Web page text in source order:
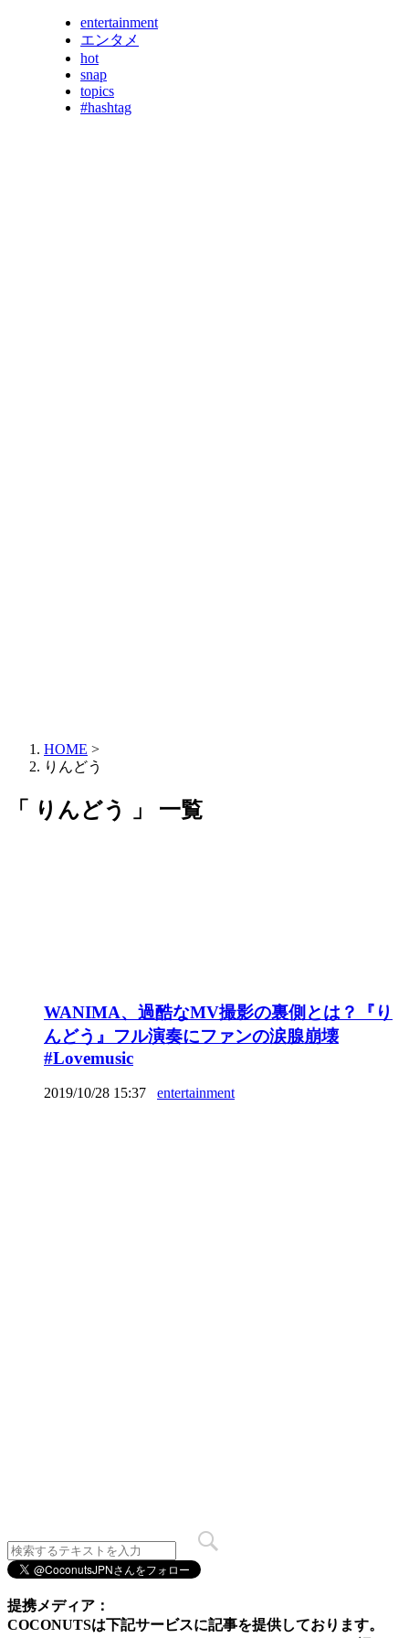
entertainment
エンタメ
hot
snap
topics
#hashtag
HOME >
りんどう
「 りんどう 」 一覧
WANIMA、過酷なMV撮影の裏側とは？『り
んどう』フル演奏にファンの涙腺崩壊
#Lovemusic
2019/10/28 15:37 entertainment
提携メディア：
COCONUTSは下記サービスに記事を提供しております。